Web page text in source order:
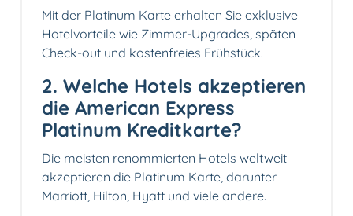
Mit der Platinum Karte erhalten Sie exklusive
Hotelvorteile wie Zimmer-Upgrades, späten
Check-out und kostenfreies Frühstück.
2. Welche Hotels akzeptieren
die American Express
Platinum Kreditkarte?
Die meisten renommierten Hotels weltweit
akzeptieren die Platinum Karte, darunter
Marriott, Hilton, Hyatt und viele andere.